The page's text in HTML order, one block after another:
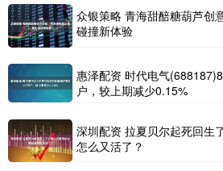
众银策略 青海甜醅糖葫芦创
碰撞新体验
惠泽配资 时代电气
户，较上期减少0.15%
深圳配资 拉夏贝尔起死回生
怎么又活了？